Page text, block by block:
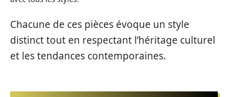
Chacune de ces pièces évoque un style
distinct tout en respectant l’héritage culturel
et les tendances contemporaines.